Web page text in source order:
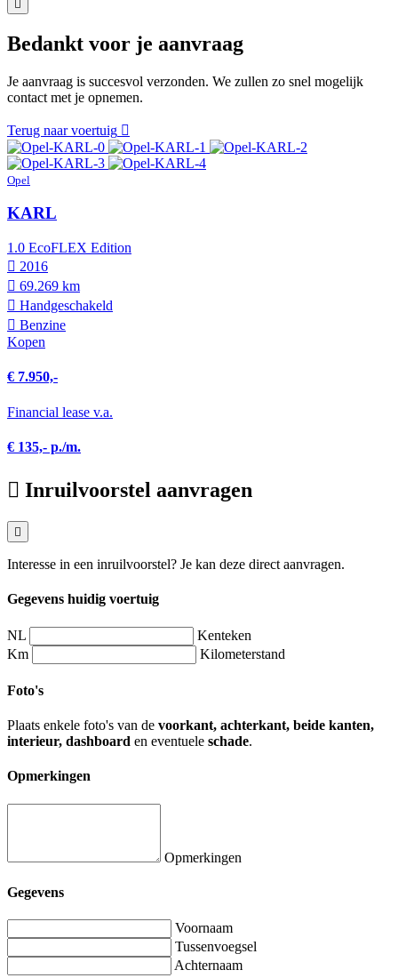
Bedankt voor je aanvraag
Je aanvraag is succesvol verzonden. We zullen zo snel mogelijk
contact met je opnemen.
Terug naar voertuig
Opel
KARL
1.0 EcoFLEX Edition
2016
69.269 km
Hand­geschakeld
Benzine
Kopen
€ 7.950,-
Financial lease v.a.
€ 135,- p./m.
Inruilvoorstel aanvragen
Interesse in een inruilvoorstel? Je kan deze direct aanvragen.
Gegevens huidig voertuig
NL
Kenteken
Km
Kilometerstand
Foto's
Plaats enkele foto's van de voorkant, achterkant, beide kanten,
interieur, dashboard en eventuele schade.
Opmerkingen
Opmerkingen
Gegevens
Voornaam
Tussenvoegsel
Achternaam